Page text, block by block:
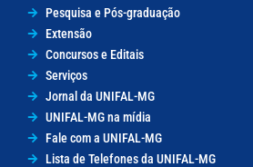
Pesquisa e Pós-graduação
Extensão
Concursos e Editais
Serviços
Jornal da UNIFAL-MG
UNIFAL-MG na mídia
Fale com a UNIFAL-MG
Lista de Telefones da UNIFAL-MG